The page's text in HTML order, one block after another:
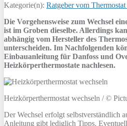
Kategorie(n): Ratgeber vom
Die Vorgehensweise zum Wechsel
ist im Groben dieselbe. Allerdings
abhängig vom Hersteller des
unterscheiden. Im Nachfolgenden
Einbauanleitung für Danfoss und
Heizkörperthermostate nachlesen.
Heizkörperthermostat wechseln / ©
Der Wechsel erfolgt selbstverständlich
Anleitung gibt lediglich Tipps. Eventuell